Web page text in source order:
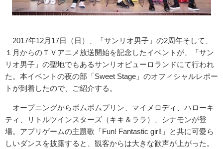
2017年12月17日（日）、「サンリオ男子」の2周年そして
１月からのＴＶアニメ放送開始を記念したイベントが、「サン
リ オ男子」の聖地でもあるサンリオピューロランドにて行われ
た。本イベントの夜の部「Sweet Stage」のオフィシャルレポー
トが到着したので、ご紹介する。
オープニングからポムポムプリン、マイメロディ、ハローキ
ティ、
リトルツインスターズ（キキ＆ララ）、シナモンが登
場。アプリゲームの主題歌「Fun! Fantastic girl!」と共に可愛ら
しいダンスを披露すると、観客からは大きな歓声が上がった。